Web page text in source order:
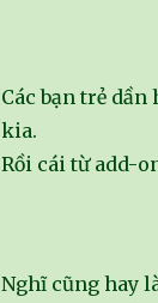
Các bạn trẻ
kia.
Rồi cái từ add-
Nghĩ cũng hay